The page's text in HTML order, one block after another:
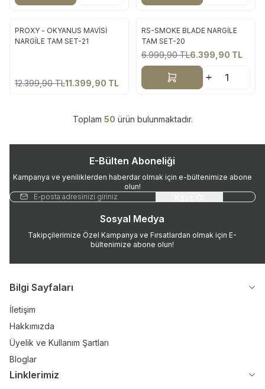
Yeni
PROXY - OKYANUS MAVİSİ
NARGİLE TAM SET-21
12.399,90TL11.399,90 TL
Yeni
%9
RS-SMOKE BLADE NARGİLE
TAM SET-20
6.999,90TL6.399,90 TL
Sepete Ekle
Toplam 50 ürün bulunmaktadır.
E-Bülten Aboneliği
Kampanya ve yeniliklerden haberdar olmak için e-bültenimize abone
olun!
Sosyal Medya
Takipçilerimize Özel Kampanya ve Fırsatlardan olmak için E-
bültenimize abone olun!
Bilgi Sayfaları
İletişim
Hakkımızda
Üyelik ve Kullanım Şartları
Bloglar
Linklerimiz